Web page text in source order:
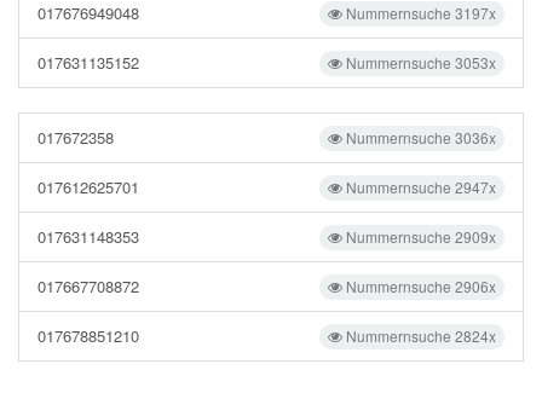
Nummernsuche 3197x
017676949048
Nummernsuche 3053x
017631135152
Nummernsuche 3036x
017672358
Nummernsuche 2947x
017612625701
Nummernsuche 2909x
017631148353
Nummernsuche 2906x
017667708872
Nummernsuche 2824x
017678851210